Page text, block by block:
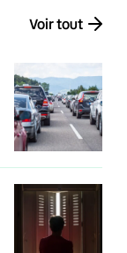
Voir tout